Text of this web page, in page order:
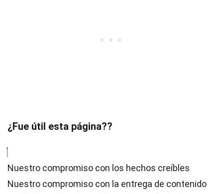
¿Fue útil esta página??
Nuestro compromiso con los hechos creíbles
Nuestro compromiso con la entrega de contenido